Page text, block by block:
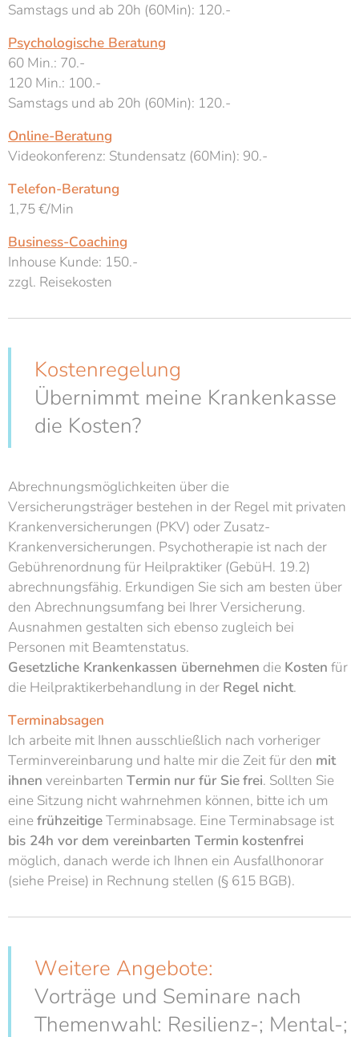
Samstags und ab 20h (60Min): 120.-
Psychologische Beratung
60 Min.: 70.-
120 Min.: 100.-
Samstags und ab 20h (60Min): 120.-
Online-Beratung
Videokonferenz: Stundensatz (60Min): 90.-
Telefon-Beratung
1,75 €/Min
Business-Coaching
Inhouse Kunde: 150.-
zzgl. Reisekosten
Kostenregelung
Übernimmt meine Krankenkasse
die Kosten?
Abrechnungsmöglichkeiten über die
Versicherungsträger bestehen in der Regel mit privaten
Krankenversicherungen (PKV) oder Zusatz-
Krankenversicherungen. Psychotherapie ist nach der
Gebührenordnung für Heilpraktiker (GebüH. 19.2)
abrechnungsfähig. Erkundigen Sie sich am besten über
den Abrechnungsumfang bei Ihrer Versicherung.
Ausnahmen gestalten sich ebenso zugleich bei
Personen mit Beamtenstatus.
Gesetzliche Krankenkassen übernehmen die Kosten für
die Heilpraktikerbehandlung in der Regel nicht.
Terminabsagen
Ich arbeite mit Ihnen ausschließlich nach vorheriger
Terminvereinbarung und halte mir die Zeit für den mit
ihnen vereinbarten Termin nur für Siefrei. Sollten Sie
eine Sitzung nicht wahrnehmen können, bitte ich um
einefrühzeitigeTerminabsage. Eine Terminabsage ist
bis 24h vor dem vereinbarten Termin kostenfrei
möglich, danach werde ich Ihnen ein Ausfallhonorar
(siehe Preise) in Rechnung stellen (§ 615 BGB).
Weitere Angebote:
Vorträge und Seminare nach
Themenwahl: Resilienz-; Mental-;